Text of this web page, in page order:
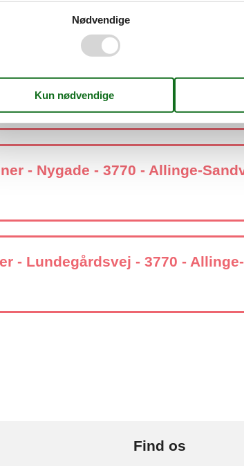
- Nygade - 3770 - Allinge-
- Nygade - 3770 - Allinge-
- Lundegårdsvej - 3770 -
Find os
Nødvendige